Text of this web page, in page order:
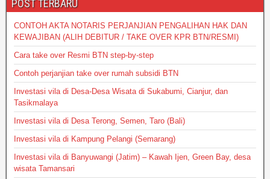
p
o
k
POST TERBARU
CONTOH AKTA NOTARIS PERJANJIAN PENGALIHAN HAK DAN
KEWAJIBAN (ALIH DEBITUR / TAKE OVER KPR BTN/RESMI)
Cara take over Resmi BTN step-by-step
Contoh perjanjian take over rumah subsidi BTN
Investasi vila di Desa-Desa Wisata di Sukabumi, Cianjur, dan
Tasikmalaya
Investasi vila di Desa Terong, Semen, Taro (Bali)
Investasi vila di Kampung Pelangi (Semarang)
Investasi vila di Banyuwangi (Jatim) – Kawah Ijen, Green Bay, desa
wisata Tamansari